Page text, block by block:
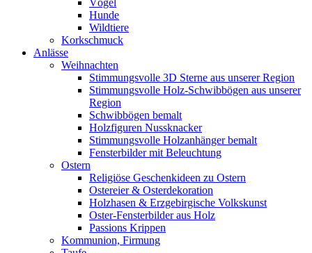
Vögel
Hunde
Wildtiere
Korkschmuck
Anlässe
Weihnachten
Stimmungsvolle 3D Sterne aus unserer Region
Stimmungsvolle Holz-Schwibbögen aus unserer
Region
Schwibbögen bemalt
Holzfiguren Nussknacker
Stimmungsvolle Holzanhänger bemalt
Fensterbilder mit Beleuchtung
Ostern
Religiöse Geschenkideen zu Ostern
Ostereier & Osterdekoration
Holzhasen & Erzgebirgische Volkskunst
Oster-Fensterbilder aus Holz
Passions Krippen
Kommunion, Firmung